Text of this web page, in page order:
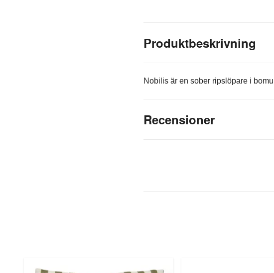
Produktbeskrivning
Nobilis är en sober ripslöpare i bomull
Recensioner